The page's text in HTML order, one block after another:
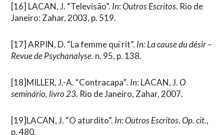
[16] LACAN, J. “Televisão”. In:Outros Escritos. Rio de
Janeiro: Zahar, 2003, p. 519.
[17] ARPIN, D. “La femme qui rit”. In:La cause du désir –
Revue de Psychanalyse. n. 95, p. 138.
[18]MILLER, J.-A. “Contracapa”. In: LACAN, J.O
seminário, livro 23. Rio de Janeiro, Zahar, 2007.
[19]LACAN, J. “O aturdito”. In:Outros Escritos.Op. cit.,
p. 480.